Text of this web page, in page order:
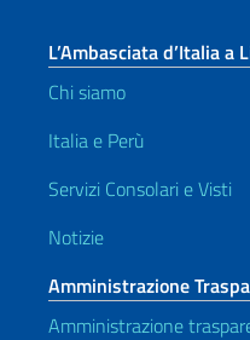
L’Ambasciata d’Italia a
Chi siamo
Italia e Perù
Servizi Consolari e Visti
Notizie
Amministrazione
Amministrazione